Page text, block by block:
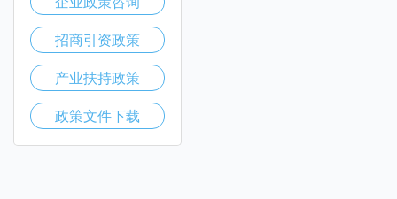
招商引资政策
产业扶持政策
政策文件下载